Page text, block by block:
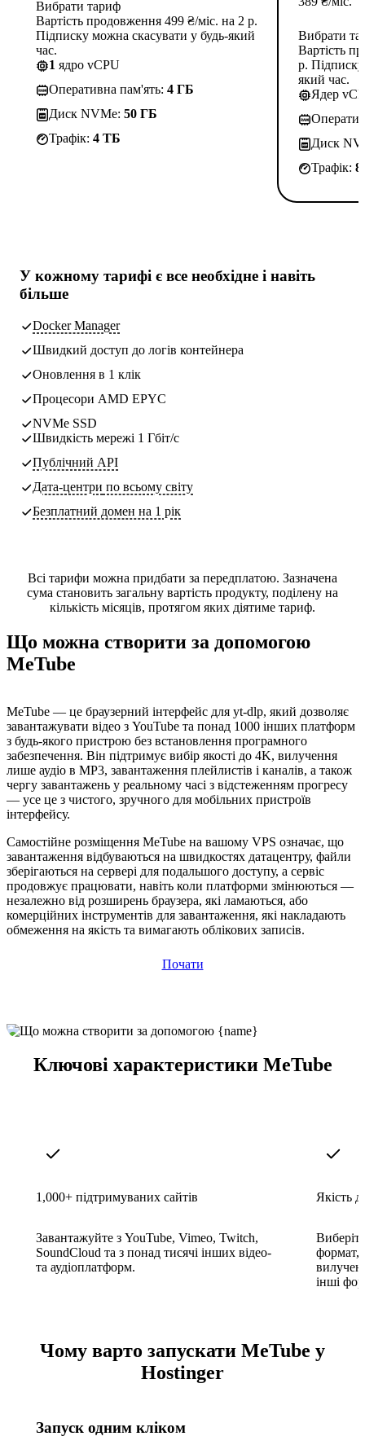
Вибрати тариф
Вартість продовження 499 ₴/міс. на 2 р.
Підписку можна скасувати у будь-який
час.
1 ядро vCPU
Оперативна пам'ять: 4 ГБ
Диск NVMe: 50 ГБ
Трафік: 4 TБ
Вибрати
Вартість
р.
який час.
Ядер
Диск
Трафік:
У кожному тарифі є все необхідне і навіть
більше
Docker Manager
Швидкий доступ до логів контейнера
Оновлення в 1 клік
Процесори AMD EPYC
NVMe SSD
Швидкість мережі 1 Гбіт/с
Публічний API
Дата-центри по всьому світу
Безплатний домен на 1 рік
Всі тарифи можна придбати за передплатою. Зазначена
сума становить загальну вартість продукту, поділену на
кількість місяців, протягом яких діятиме тариф.
Що можна створити за допомогою
MeTube
MeTube — це браузерний інтерфейс для yt-dlp, який дозволяє
завантажувати відео з YouTube та понад 1000 інших платформ
з будь-якого пристрою без встановлення програмного
забезпечення. Він підтримує вибір якості до 4K, вилучення
лише аудіо в MP3, завантаження плейлистів і каналів, а також
чергу завантажень у реальному часі з відстеженням прогресу
— усе це з чистого, зручного для мобільних пристроїв
інтерфейсу.
Самостійне розміщення MeTube на вашому VPS означає, що
завантаження відбуваються на швидкостях датацентру, файли
зберігаються на сервері для подальшого доступу, а сервіс
продовжує працювати, навіть коли платформи змінюються —
незалежно від розширень браузера, які ламаються, або
комерційних інструментів для завантаження, які накладають
обмеження на якість та вимагають облікових записів.
Почати
Ключові характеристики MeTube
1,000+ підтримуваних сайтів
Завантажуйте з YouTube, Vimeo, Twitch,
SoundCloud та з понад тисячі інших відео-
та аудіоплатформ.
Якість
формат,
інші
Чому варто запускати MeTube у
Hostinger
Запуск одним кліком